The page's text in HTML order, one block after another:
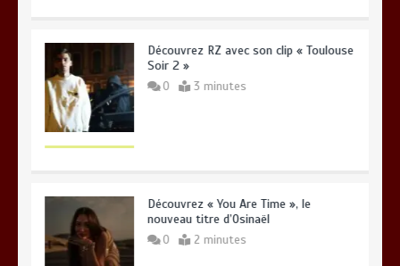
Découvrez RZ avec son clip « Toulouse
Soir 2 »
0 3 minutes
Découvrez « You Are Time », le
nouveau titre d’Osinaël
0 2 minutes